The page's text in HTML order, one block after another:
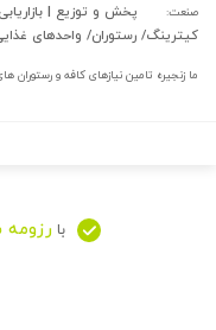
صنعت:
پخش و توزیع |
کیترینگ/ رستوران/ واحدهای
ما زنجیره تامین نیازهای کافه و
با رزومه